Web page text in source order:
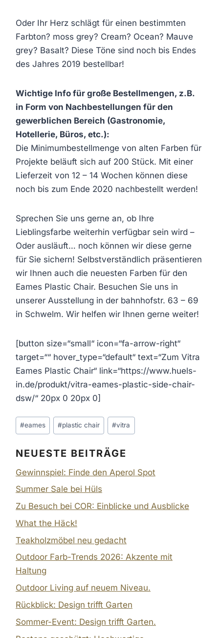
Oder Ihr Herz schlägt für einen bestimmten
Farbton? moss grey? Cream? Ocean? Mauve
grey? Basalt? Diese Töne sind noch bis Endes
des Jahres 2019 bestellbar!
Wichtige Info für große Bestellmengen, z.B.
in Form von Nachbestellungen für den
gewerblichen Bereich (Gastronomie,
Hotellerie, Büros, etc.):
Die Minimumbestellmenge von alten Farben für
Projekte beläuft sich auf 200 Stück. Mit einer
Lieferzeit von 12 – 14 Wochen können diese
noch bis zum Ende 2020 nachbestellt werden!
Sprechen Sie uns gerne an, ob Ihre
Lieblingsfarbe weiterhin verfügbar sein wird –
Oder ausläuft… noch können wir diese gerne
für Sie sichern! Selbstverständlich präsentieren
wir Ihnen auch die neuesten Farben für den
Eames Plastic Chair. Besuchen Sie uns in
unserer Ausstellung in der bahnhofstr. 63 – 69
in Schwelm. Wir helfen wir Ihnen gerne weiter!
[button size=“small“ icon=“fa-arrow-right“
target=““ hover_type=“default“ text=“Zum Vitra
Eames Plastic Chair“ link=“https://www.huels-
in.de/produkt/vitra-eames-plastic-side-chair-
dsw/“ 20px 0 20px 0]
Schlagworte:
#eames #plastic chair #vitra
NEUESTE BEITRÄGE
Gewinnspiel: Finde den Aperol Spot
Summer Sale bei Hüls
Zu Besuch bei COR: Einblicke und Ausblicke
What the Häck!
Teakholzmöbel neu gedacht
Outdoor Farb-Trends 2026: Akzente mit
Haltung
Outdoor Living auf neuem Niveau.
Rückblick: Design trifft Garten
Sommer-Event: Design trifft Garten.